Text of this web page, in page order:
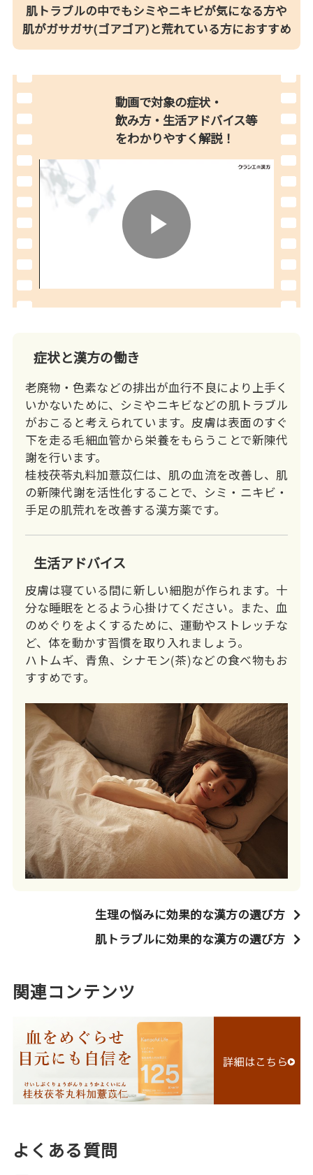
肌トラブルの中でもシミやニキビが気になる方や
肌がガサガサ(ゴアゴア)と荒れている方におすすめ
動画で対象の症状・
飲み方・生活アドバイス等
をわかりやすく解説！
Play
症状と漢方の働き
老廃物・色素などの排出が血行不良により上手く
いかないために、シミやニキビなどの肌トラブル
がおこると考えられています。皮膚は表面のすぐ
下を走る毛細血管から栄養をもらうことで新陳代
謝を行います。
桂枝茯苓丸料加薏苡仁は、肌の血流を改善し、肌
の新陳代謝を活性化することで、シミ・ニキビ・
手足の肌荒れを改善する漢方薬です。
生活アドバイス
皮膚は寝ている間に新しい細胞が作られます。十
分な睡眠をとるよう心掛けてください。また、血
のめぐりをよくするために、運動やストレッチな
ど、体を動かす習慣を取り入れましょう。
ハトムギ、青魚、シナモン(茶)などの食べ物もお
すすめです。
生理の悩みに効果的な漢方の選び方
肌トラブルに効果的な漢方の選び方
関連コンテンツ
よくある質問